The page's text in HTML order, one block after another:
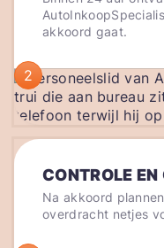
akkoord gaat.
2
CONTROLE
Na akkoord
overdracht netjes